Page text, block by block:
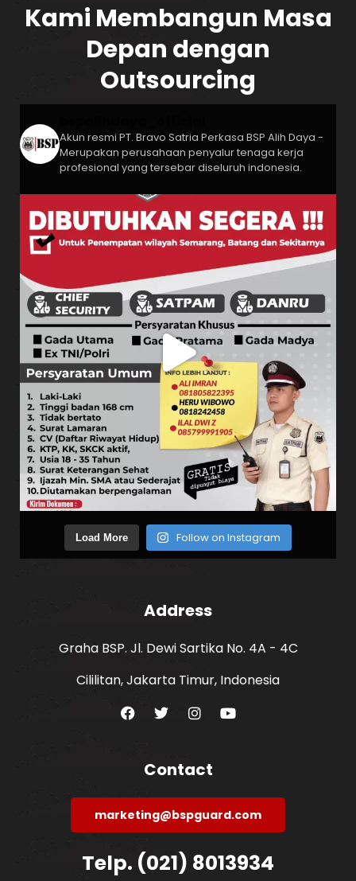
Kami Membangun Masa
Depan dengan
Outsourcing
Akun resmi PT. Bravo Satria Perkasa BSP Alih Daya -
Merupakan perusahaan penyalur tenaga kerja
profesional yang tersebar diseluruh indonesia.
Load More Follow on Instagram
Address
Graha BSP. Jl. Dewi Sartika No. 4A - 4C
Cililitan, Jakarta Timur, Indonesia
Contact
marketing@bspguard.com
Telp. (021) 8013934